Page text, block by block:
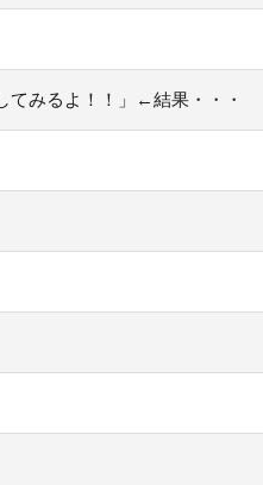
てみるよ！！」←結果・・・